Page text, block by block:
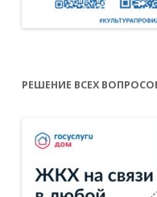
РЕШЕНИЕ ВСЕХ